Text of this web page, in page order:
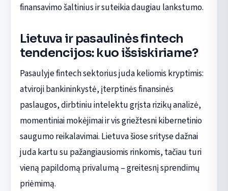
finansavimo šaltinius ir suteikia daugiau lankstumo.
Lietuva ir pasaulinės fintech
tendencijos: kuo išsiskiriame?
Pasaulyje fintech sektorius juda keliomis kryptimis:
atviroji bankininkystė, įterptinės finansinės
paslaugos, dirbtiniu intelektu grįsta rizikų analizė,
momentiniai mokėjimai ir vis griežtesni kibernetinio
saugumo reikalavimai. Lietuva šiose srityse dažnai
juda kartu su pažangiausiomis rinkomis, tačiau turi
vieną papildomą privalumą – greitesnį sprendimų
priėmimą.